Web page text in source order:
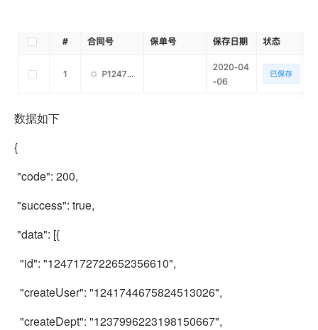
数据如下
{
"code": 200,
"success": true,
"data": [{
"id": "1247172722652356610",
"createUser": "1241744675824513026",
"createDept": "1237996223198150667",